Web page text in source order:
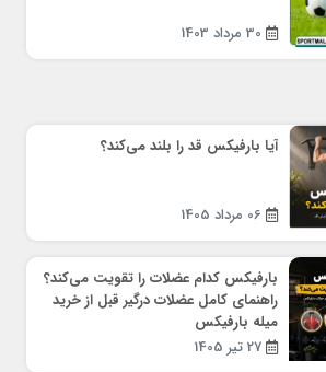
30 مرداد 1403
آیا بارفیکس قد را بلند می‌کند؟
06 مرداد 1405
بارفیکس کدام عضلات را تقویت می‌کند؟
راهنمای کامل عضلات درگیر قبل از خرید
میله بارفیکس
27 تیر 1405